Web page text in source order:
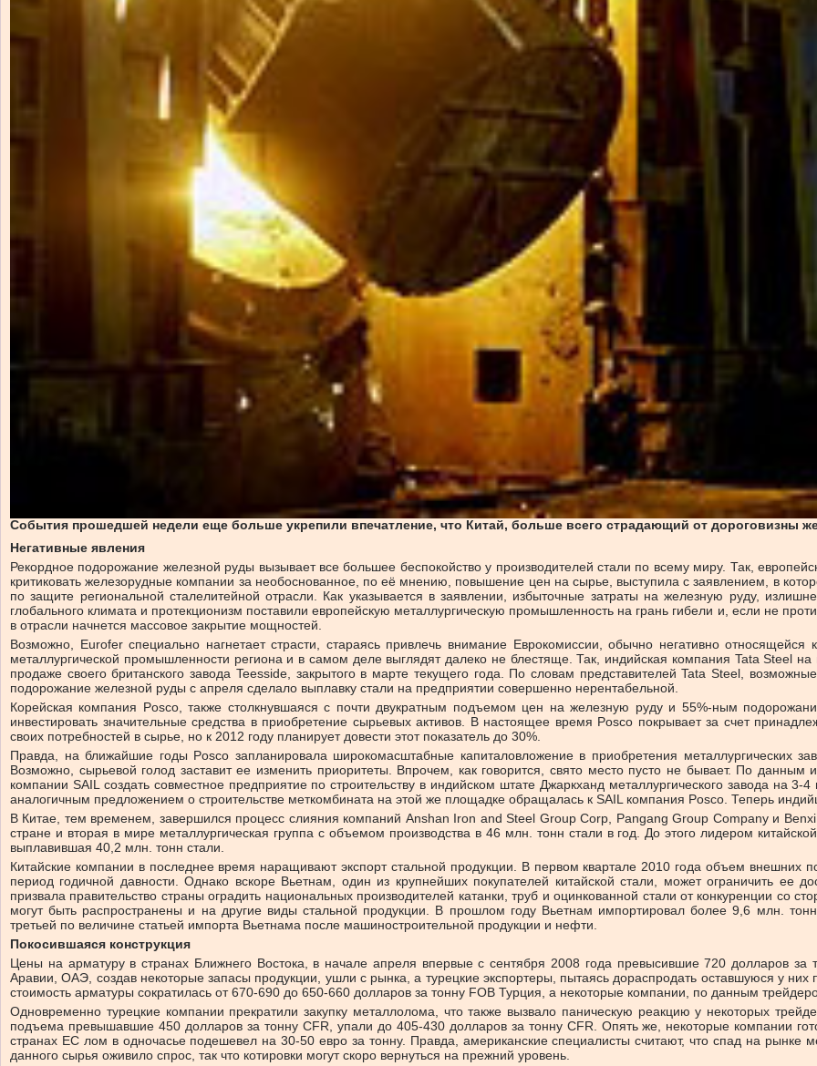
События прошедшей недели еще больше укрепили впечатление, что Китай, больше всего страдающий от дороговизны
Негативные явления
Рекордное подорожание железной руды вызывает все большее беспокойство у производителей стали по всему миру. Так,
критиковать железорудные компании за необоснованное, по её мнению, повышение цен на сырье, выступила с заявлением, в
по защите региональной сталелитейной отрасли. Как указывается в заявлении, избыточные затраты на железную руду,
глобального климата и протекционизм поставили европейскую металлургическую промышленность на грань гибели и, если не
в отрасли начнется массовое закрытие мощностей.
Возможно, Eurofer специально нагнетает страсти, стараясь привлечь внимание Еврокомиссии, обычно негативно
металлургической промышленности региона и в самом деле выглядят далеко не блестяще. Так, индийская компания Tata Steel
продаже своего британского завода Teesside, закрытого в марте текущего года. По словам представителей Tata Steel,
подорожание железной руды с апреля сделало выплавку стали на предприятии совершенно нерентабельной.
Корейская компания Posco, также столкнувшаяся с почти двукратным подъемом цен на железную руду и 55%-ным
инвестировать значительные средства в приобретение сырьевых активов. В настоящее время Posco покрывает за счет
своих потребностей в сырье, но к 2012 году планирует довести этот показатель до 30%.
Правда, на ближайшие годы Posco запланировала широкомасштабные капиталовложение в приобретения металлургических
Возможно, сырьевой голод заставит ее изменить приоритеты. Впрочем, как говорится, свято место пусто не бывает. По
компании SAIL создать совместное предприятие по строительству в индийском штате Джаркханд металлургического завода на
аналогичным предложением о строительстве меткомбината на этой же площадке обращалась к SAIL компания Posco. Теперь
В Китае, тем временем, завершился процесс слияния компаний Anshan Iron and Steel Group Corp, Pangang Group Company и Benxi
стране и вторая в мире металлургическая группа с объемом производства в 46 млн. тонн стали в год. До этого лидером
выплавившая 40,2 млн. тонн стали.
Китайские компании в последнее время наращивают экспорт стальной продукции. В первом квартале 2010 года объем внешних
период годичной давности. Однако вскоре Вьетнам, один из крупнейших покупателей китайской стали, может ограничить ее
призвала правительство страны оградить национальных производителей катанки, труб и оцинкованной стали от конкуренции со
могут быть распространены и на другие виды стальной продукции. В прошлом году Вьетнам импортировал более 9,6 млн.
третьей по величине статьей импорта Вьетнама после машиностроительной продукции и нефти.
Покосившаяся конструкция
Цены на арматуру в странах Ближнего Востока, в начале апреля впервые с сентября 2008 года превысившие 720 долларов за
Аравии, ОАЭ, создав некоторые запасы продукции, ушли с рынка, а турецкие экспортеры, пытаясь дораспродать оставшуюся у
стоимость арматуры сократилась от 670-690 до 650-660 долларов за тонну FOB Турция, а некоторые компании, по данным
Одновременно турецкие компании прекратили закупку металлолома, что также вызвало паническую реакцию у некоторых
подъема превышавшие 450 долларов за тонну CFR, упали до 405-430 долларов за тонну CFR. Опять же, некоторые компании
странах ЕС лом в одночасье подешевел на 30-50 евро за тонну. Правда, американские специалисты считают, что спад на
данного сырья оживило спрос, так что котировки могут скоро вернуться на прежний уровень.